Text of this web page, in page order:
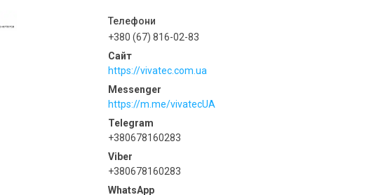
+380 (67) 816-02-83
https://vivatec.com.ua
https://m.me/vivatecUA
+380678160283
+380678160283